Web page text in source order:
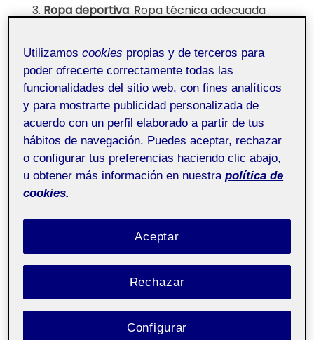
Ropa deportiva: Ropa técnica adecuada
riñonera.
Preparación
Antes de salir a correr, en casa aprovecho para
preparme para la actividad física
.
Una hora antes de salir,
Esto es para activar el metabolismo y tener
Me visto conropa deportiva. Utilizo legging,
ropa técnica, y zapatillas de running. Además,
utilizo unreloj inteligente, que me ayudará a
medir las pulsaciones y a registrar el
Utilizamoscookies propias y de terceros para
poder ofrecerte correctamente todas las
funcionalidades del sitio web, con fines analíticos
y para mostrarte publicidad personalizada de
acuerdo con un perfil elaborado a partir de tus
hábitos de navegación. Puedes aceptar, rechazar
o configurar tus preferencias haciendo clic abajo,
u obtener más información en nuestra política de
cookies.
Rechazar
Aceptar
Configurar